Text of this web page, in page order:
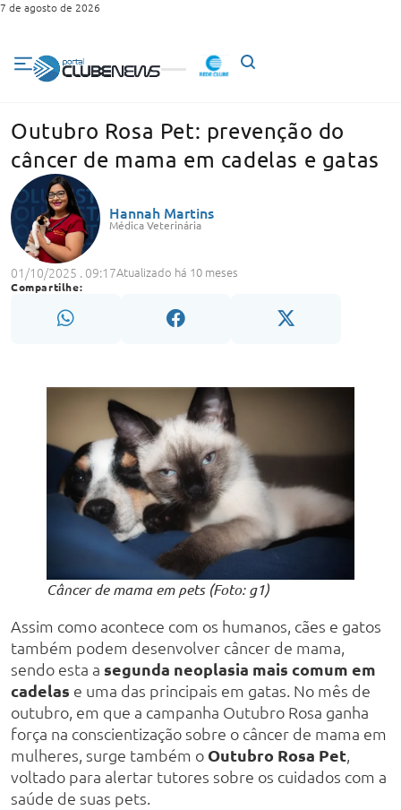
7 de agosto de 2026
Outubro Rosa Pet: prevenção do
câncer de mama em cadelas e gatas
Hannah Martins
Médica Veterinária
01/10/2025 . 09:17Atualizado há 10 meses
Compartilhe:
Câncer de mama em pets (Foto: g1)
Assim como acontece com os humanos, cães e gatos
também podem desenvolver câncer de mama,
sendo esta a segunda neoplasia mais comum em
cadelas e uma das principais em gatas. No mês de
outubro, em que a campanha Outubro Rosa ganha
força na conscientização sobre o câncer de mama em
mulheres, surge também o Outubro Rosa Pet,
voltado para alertar tutores sobre os cuidados com a
saúde de suas pets.